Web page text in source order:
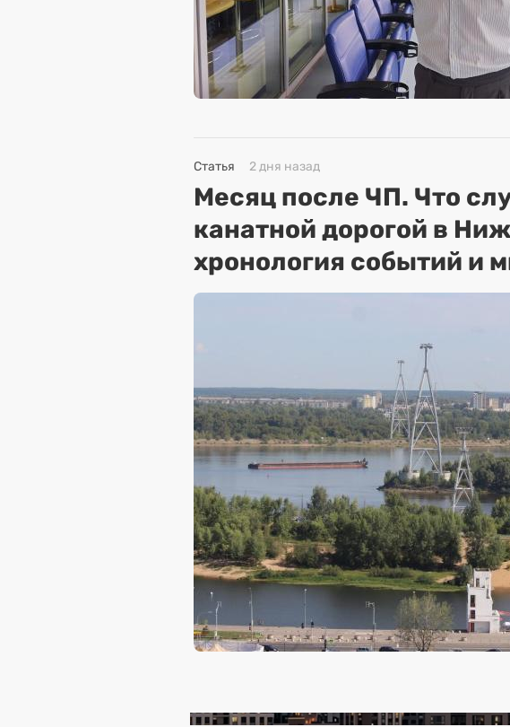
Статья 2 дня назад
Месяц после ЧП. Что
канатной дорогой в
хронология событий и